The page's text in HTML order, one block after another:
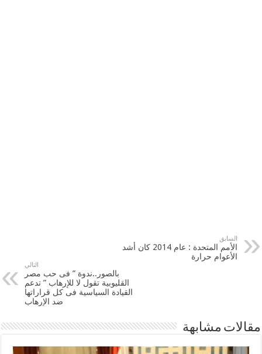
السابق
الأمم المتحدة : عام 2014 كان أشد
الأعوام حرارة
التالي
بالصور..ندوة ” فى حب مصر
القليوبية تقول لا للإرهاب ” تدعم
القيادة السياسية فى كل قراراتها
ضد الإرهاب
مقالات مشابهة